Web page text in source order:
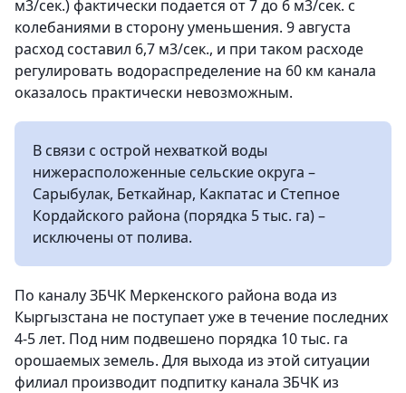
м3/сек.) фактически подается от 7 до 6 м3/сек. с
колебаниями в сторону уменьшения. 9 августа
расход составил 6,7 м3/сек., и при таком расходе
регулировать водораспределение на 60 км канала
оказалось практически невозможным.
В связи с острой нехваткой воды
нижерасположенные сельские округа –
Сарыбулак, Беткайнар, Какпатас и Степное
Кордайского района (порядка 5 тыс. га) –
исключены от полива.
По каналу ЗБЧК Меркенского района вода из
Кыргызстана не поступает уже в течение последних
4-5 лет. Под ним подвешено порядка 10 тыс. га
орошаемых земель. Для выхода из этой ситуации
филиал производит подпитку канала ЗБЧК из